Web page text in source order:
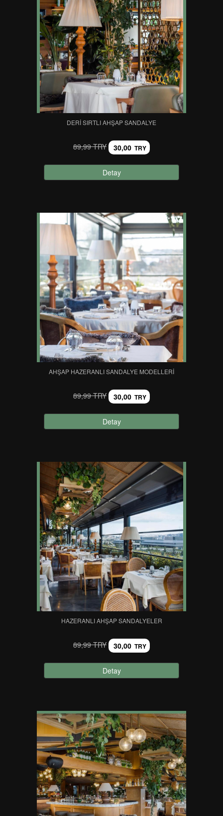
DERI SIRTLI AHŞAP SANDALYE
89,99 TRY 30,00 TRY
Detay
AHŞAP HAZERANLI SANDALYE MODELLERI
89,99 TRY 30,00 TRY
Detay
HAZERANLI AHŞAP SANDALYELER
89,99 TRY 30,00 TRY
Detay